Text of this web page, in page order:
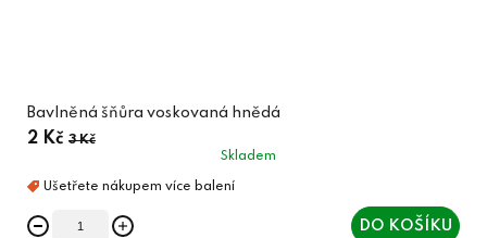
Bavlněná šňůra voskovaná hnědá
2 Kč 3 Kč
Skladem
DO KOŠÍKU